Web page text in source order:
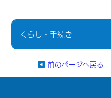
くらし・手続き
前のページへ戻る